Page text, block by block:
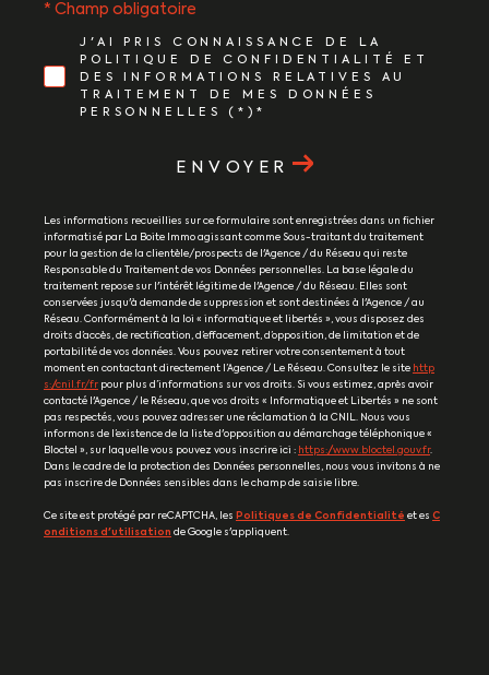
J'AI PRIS CONNAISSANCE DE LA
POLITIQUE DE CONFIDENTIALITÉ ET
DES INFORMATIONS RELATIVES AU
TRAITEMENT DE MES DONNÉES
PERSONNELLES (*)*
* Champ obligatoire
ENVOYER
Les informations recueillies sur ce formulaire sont enregistrées dans un fichier
informatisé par La Boite Immo agissant comme Sous-traitant du traitement
pour la gestion de la clientèle/prospects de l'Agence / du Réseau qui reste
Responsable du Traitement de vos Données personnelles. La base légale du
traitement repose sur l'intérêt légitime de l'Agence / du Réseau. Elles sont
conservées jusqu'à demande de suppression et sont destinées à l'Agence / au
Réseau. Conformément à la loi « informatique et libertés », vous disposez des
droits d’accès, de rectification, d’effacement, d’opposition, de limitation et de
portabilité de vos données. Vous pouvez retirer votre consentement à tout
moment en contactant directement l’Agence / Le Réseau. Consultez le site http
s://cnil.fr/fr pour plus d’informations sur vos droits. Si vous estimez, après avoir
contacté l'Agence / le Réseau, que vos droits « Informatique et Libertés » ne sont
pas respectés, vous pouvez adresser une réclamation à la CNIL. Nous vous
informons de l’existence de la liste d'opposition au démarchage téléphonique «
Bloctel », sur laquelle vous pouvez vous inscrire ici : https://www.bloctel.gouv.fr.
Dans le cadre de la protection des Données personnelles, nous vous invitons à ne
pas inscrire de Données sensibles dans le champ de saisie libre.
Ce site est protégé par reCAPTCHA, les Politiques de Confidentialité et es C
onditions d'utilisation de Google s'appliquent.